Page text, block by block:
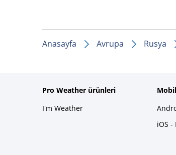
Anasayfa Avrupa Rusya
Pro Weather ürünleri
I'm Weather
iOS